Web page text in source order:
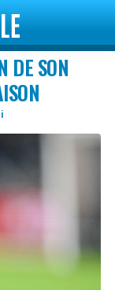
DE SON